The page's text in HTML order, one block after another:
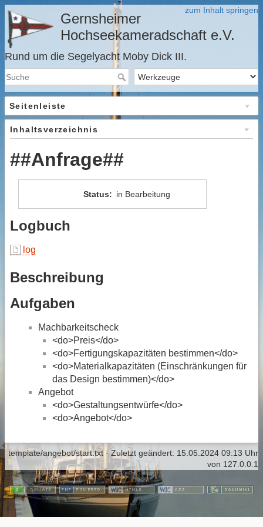
zum Inhalt springen
Gernsheimer
Hochseekameradschaft e.V.
Rund um die Segelyacht Moby Dick III.
Seitenleiste
Inhaltsverzeichnis
##Anfrage##
Status: in Bearbeitung
Logbuch
log
Beschreibung
Aufgaben
Machbarkeitscheck
<do>Preis</do>
<do>Fertigungskapazitäten bestimmen</do>
<do>Materialkapazitäten (Einschränkungen für
das Design bestimmen)</do>
Angebot
<do>Gestaltungsentwürfe</do>
<do>Angebot</do>
template/angebot/start.txt · Zuletzt geändert: 15.05.2024 09:13 Uhr
von 127.0.0.1